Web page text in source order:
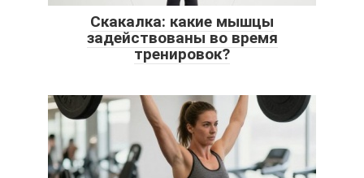
Скакалка: какие мышцы
задействованы во время
тренировок?